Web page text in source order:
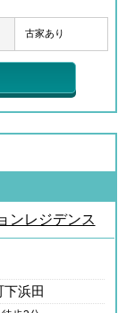
古家あり
ンレジデンス
下浜田